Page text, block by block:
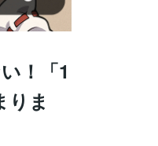
！「1
りま